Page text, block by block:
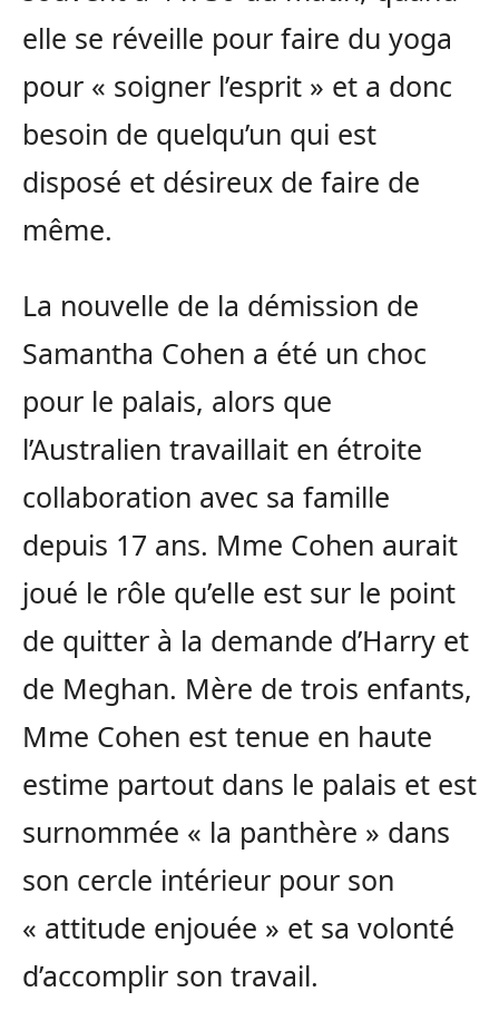
elle se réveille pour faire du yoga
pour « soigner l’esprit » et a donc
besoin de quelqu’un qui est
disposé et désireux de faire de
même.
La nouvelle de la démission de
Samantha Cohen a été un choc
pour le palais, alors que
l’Australien travaillait en étroite
collaboration avec sa famille
depuis 17 ans. Mme Cohen aurait
joué le rôle qu’elle est sur le point
de quitter à la demande d’Harry et
de Meghan. Mère de trois enfants,
Mme Cohen est tenue en haute
estime partout dans le palais et est
surnommée « la panthère » dans
son cercle intérieur pour son
« attitude enjouée » et sa volonté
d’accomplir son travail.